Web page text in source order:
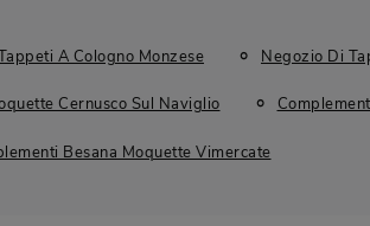
A Cologno Monzese Negozio Di
Cernusco Sul Naviglio
Besana Moquette Vimercate